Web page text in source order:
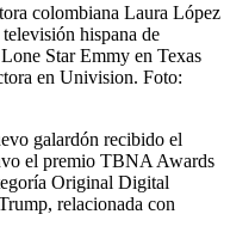
colombiana Laura López
hispana de
Star Emmy en Texas
en Univision. Foto:
galardón recibido el
el premio TBNA Awards
Original Digital
relacionada con